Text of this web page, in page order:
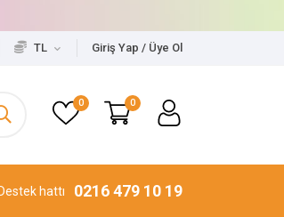
TL Giriş Yap / Üye Ol
0 0
Destek hattı 0216 479 10 19